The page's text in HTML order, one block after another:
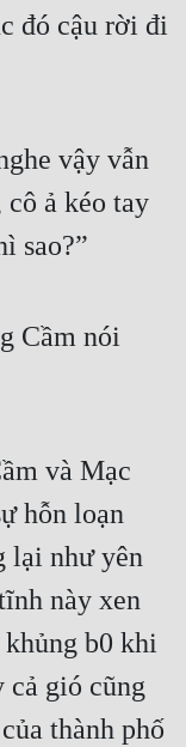
đó cậu rời đi
vậy vẫn
ả kéo tay
sao?”
Cầm nói
và Mạc
hỗn loạn
lại như yên
này xen
b0 khi
cả gió cũng
thành phố